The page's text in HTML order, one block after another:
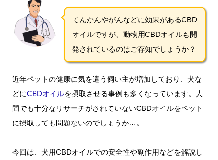
てんかんやがんなどに効果があるCBD
オイルですが、動物用CBDオイルも開
発されているのはご存知でしょうか？
近年ペットの健康に気を遣う飼い主が増加しており、犬な
どにCBDオイルを摂取させる事例も多くなっています。人
間でも十分なリサーチがされていないCBDオイルをペット
に摂取しても問題ないのでしょうか…。
今回は、犬用CBDオイルでの安全性や副作用などを解説し